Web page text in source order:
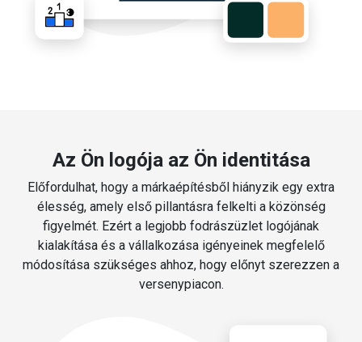
Az Ön logója az Ön identitása
Előfordulhat, hogy a márkaépítésből hiányzik egy extra
élesség, amely első pillantásra felkelti a közönség
figyelmét. Ezért a legjobb fodrászüzlet logójának
kialakítása és a vállalkozása igényeinek megfelelő
módosítása szükséges ahhoz, hogy előnyt szerezzen a
versenypiacon.